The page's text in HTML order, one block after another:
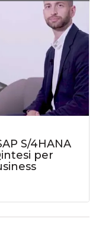
S/4HANA
per